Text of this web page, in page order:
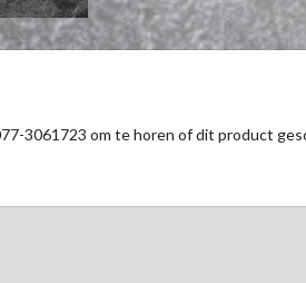
3061723 om te horen of dit product